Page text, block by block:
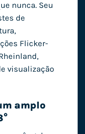
nunca. Seu
de
Flicker-
visualização
amplo